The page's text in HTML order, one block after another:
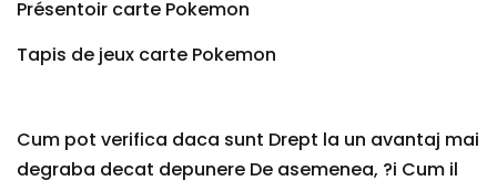
Présentoir carte Pokemon
Tapis de jeux carte Pokemon
Cum pot verifica daca sunt Drept la un avantaj mai
degraba decat depunere De asemenea, ?i Cum il